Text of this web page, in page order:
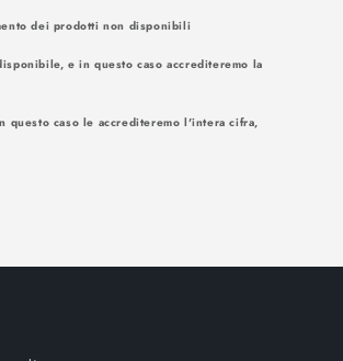
dei prodotti non disponibili
e in questo caso accrediteremo la
questo caso le accrediteremo l'intera cifra,